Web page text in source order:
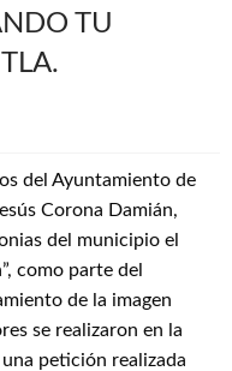
TU
del Ayuntamiento de
Corona Damián,
del municipio el
como parte del
de la imagen
se realizaron en la
petición realizada